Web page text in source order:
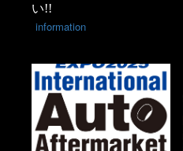
い!!
information